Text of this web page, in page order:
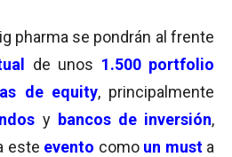
pharma se pondrán al frente
de unos 1.500 portfolio
de equity, principalmente
y bancos de inversión,
este evento como un musta